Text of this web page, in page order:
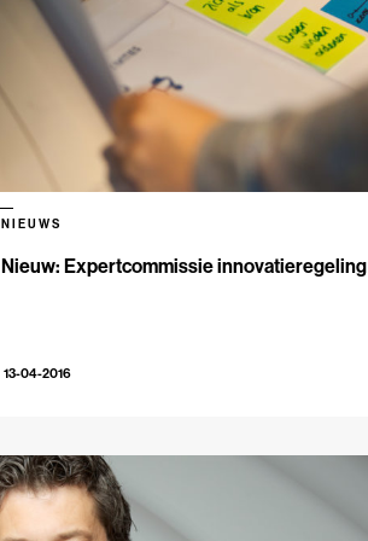
Nieuw: Expertcommissie innovatieregeling
NIEUWS
13-04-2016